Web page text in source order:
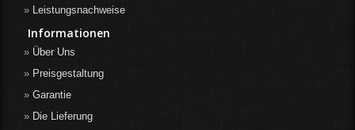
Leistungsnachweise
Informationen
Über Uns
Preisgestaltung
Garantie
Die Lieferung